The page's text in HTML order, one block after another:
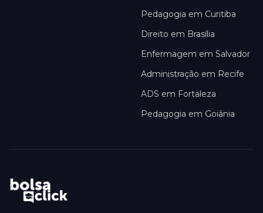
Pedagogia em Curitiba
Direito em Brasília
Enfermagem em Salvador
Administração em Recife
ADS em Fortaleza
Pedagogia em Goiânia